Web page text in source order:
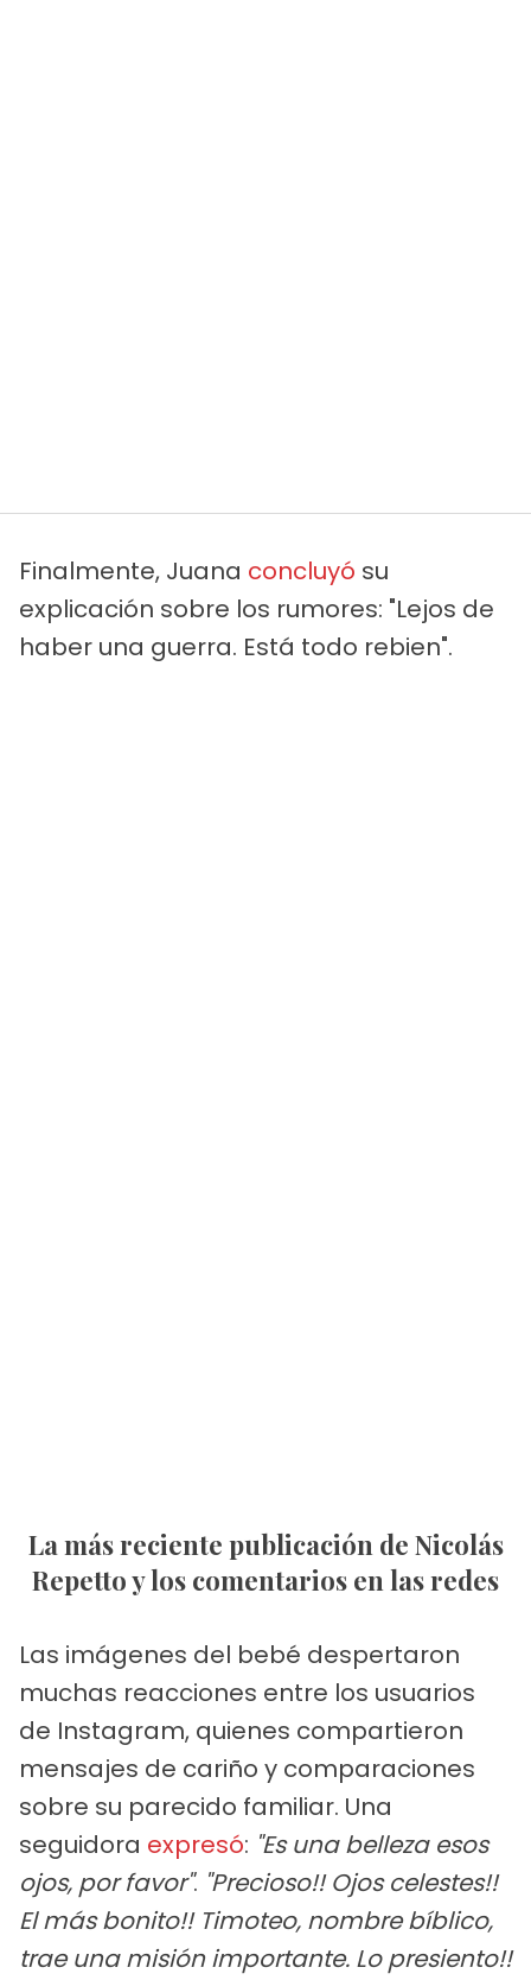
Finalmente, Juana concluyó su
explicación sobre los rumores: "Lejos de
haber una guerra. Está todo rebien".
La más reciente publicación de Nicolás
Repetto y los comentarios en las redes
Las imágenes del bebé despertaron
muchas reacciones entre los usuarios
de Instagram, quienes compartieron
mensajes de cariño y comparaciones
sobre su parecido familiar. Una
seguidora expresó: "Es una belleza esos
ojos, por favor". "Precioso!! Ojos celestes!!
El más bonito!! Timoteo, nombre bíblico,
trae una misión importante. Lo presiento!!